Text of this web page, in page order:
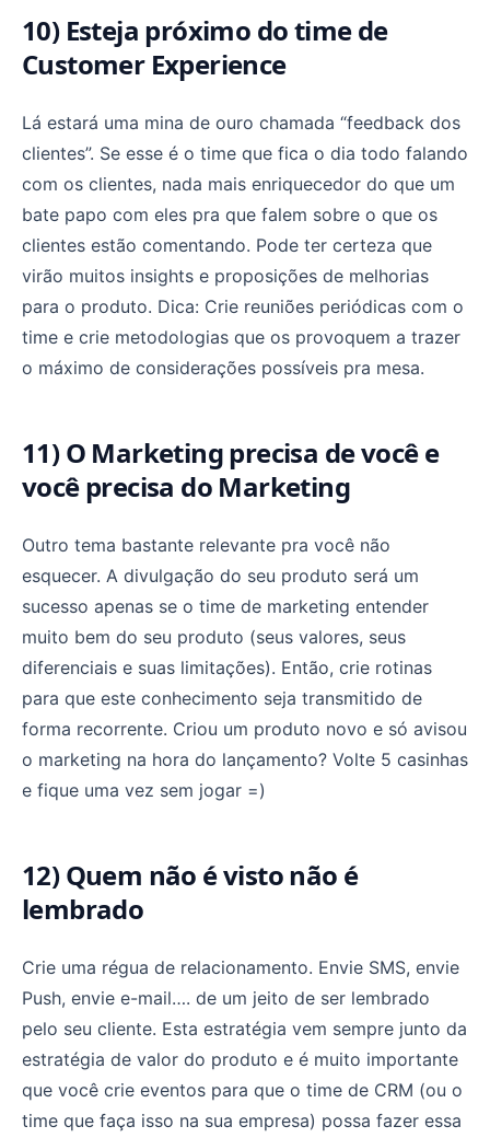
10) Esteja próximo do time de
Customer Experience
Lá estará uma mina de ouro chamada “feedback dos
clientes”. Se esse é o time que fica o dia todo falando
com os clientes, nada mais enriquecedor do que um
bate papo com eles pra que falem sobre o que os
clientes estão comentando. Pode ter certeza que
virão muitos insights e proposições de melhorias
para o produto. Dica: Crie reuniões periódicas com o
time e crie metodologias que os provoquem a trazer
o máximo de considerações possíveis pra mesa.
11) O Marketing precisa de você e
você precisa do Marketing
Outro tema bastante relevante pra você não
esquecer. A divulgação do seu produto será um
sucesso apenas se o time de marketing entender
muito bem do seu produto (seus valores, seus
diferenciais e suas limitações). Então, crie rotinas
para que este conhecimento seja transmitido de
forma recorrente. Criou um produto novo e só avisou
o marketing na hora do lançamento? Volte 5 casinhas
e fique uma vez sem jogar =)
12) Quem não é visto não é
lembrado
Crie uma régua de relacionamento. Envie SMS, envie
Push, envie e-mail…. de um jeito de ser lembrado
pelo seu cliente. Esta estratégia vem sempre junto da
estratégia de valor do produto e é muito importante
que você crie eventos para que o time de CRM (ou o
time que faça isso na sua empresa) possa fazer essa